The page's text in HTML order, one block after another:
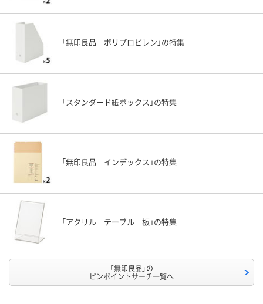
「無印良品 ポリプロピレン」の特集
「スタンダード紙ボックス」の特集
「無印良品 インデックス」の特集
「アクリル テーブル 板」の特集
「無印良品」の
ピンポイントサーチ一覧へ